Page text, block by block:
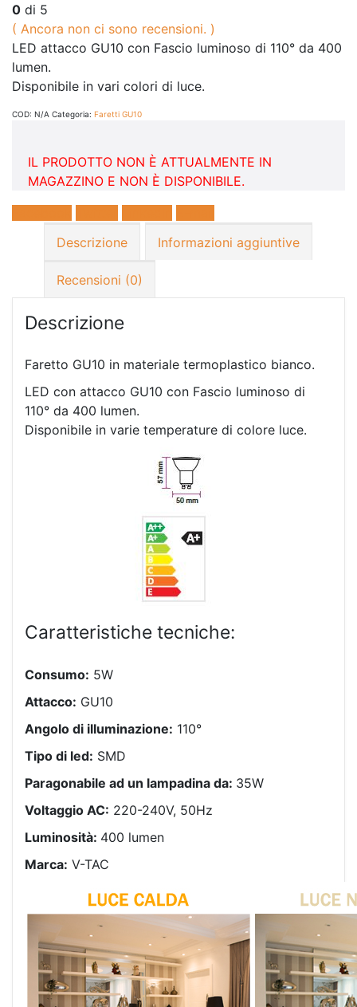
0 di 5
( Ancora non ci sono recensioni. )
LED attacco GU10 con Fascio luminoso di 110° da 400
lumen.
Disponibile in vari colori di luce.
COD: N/A Categoria: Faretti GU10
IL PRODOTTO NON È ATTUALMENTE IN
MAGAZZINO E NON È DISPONIBILE.
Descrizione
Informazioni aggiuntive
Recensioni (0)
Descrizione
Faretto GU10 in materiale termoplastico bianco.
LED con attacco GU10 con Fascio luminoso di
110° da 400 lumen.
Disponibile in varie temperature di colore luce.
Caratteristiche tecniche:
Consumo: 5W
Attacco: GU10
Angolo di illuminazione: 110°
Tipo di led: SMD
Paragonabile ad un lampadina da: 35W
Voltaggio AC: 220-240V, 50Hz
Luminosità: 400 lumen
Marca: V-TAC